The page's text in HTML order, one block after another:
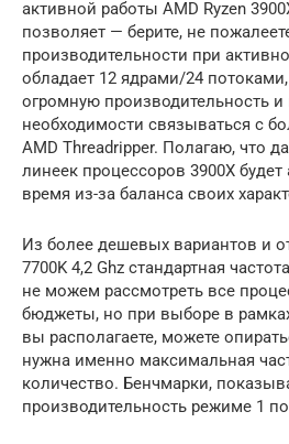
активной работы AMD Ryzen
позволяет — берите, не
производительности при
обладает 12 ядрами/24
огромную производительность и
необходимости связываться с
AMD Threadripper. Полагаю, что
линеек процессоров 3900Х
время из-за баланса своих
Из более дешевых вариантов и
7700K 4,2 Ghz стандартная
не можем рассмотреть все
бюджеты, но при выборе в
вы располагаете, можете
нужна именно максимальная
количество. Бенчмарки,
производительность режиме 1